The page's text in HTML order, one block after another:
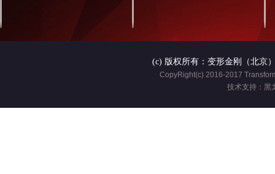
(c) 版权所有：变形金刚（北京
CopyRight(c) 2016-2017
技术支持：黑